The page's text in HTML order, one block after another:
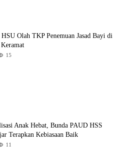
Olah TKP Penemuan Jasad Bayi di
Keramat
15
Anak Hebat, Bunda PAUD HSS
Terapkan Kebiasaan Baik
11